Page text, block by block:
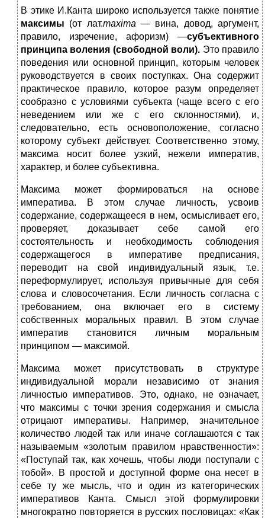
В этике И.Канта широко используется также понятие
максимы (от лат.maxima — вина, довод, аргумент,
правило, изречение, афо­ризм) —субъективного
принципа воления (свободной воли). Это правило
поведения или основной принцип, которым человек
руко­водствуется в своих поступках. Она содержит
практическое правило, которое разум определяет
сообразно с условиями субъекта (чаще всего с его
неведением или же с его склонностями), и,
следовательно, есть основоположение, согласно
которому субъект действует. Соот­ветственно этому,
максима носит более узкий, нежели императив,
характер, и более субъективна.
Максима может формироваться на основе
императива. В этом случае личность, усвоив
содержание, содержащееся в нем, осмысли­вает его,
проверяет, доказывает себе самой его
состоятельность и не­обходимость соблюдения
содержащегося в императиве предписания,
переводит на свой индивидуальный язык, т.е.
переформулирует, ис­пользуя привычные для себя
слова и словосочетания. Если личность согласна с
требованием, она включает его в систему
собственных моральных правил. В этом случае
императив становится личным моральным
принципом — максимой.
Максима может присутствовать в структуре
индивидуальной морали независимо от знания
личностью императивов. Это, одна­ко, не означает,
что максимы с точки зрения содержания и смысла
отрицают императивы. Например, значительное
количество людей так или иначе соглашаются с так
называемым «золотым правилом нравственности»:
«Поступай так, как хочешь, чтобы люди поступа­ли с
тобой». В простой и доступной форме она несет в
себе ту же мысль, что и один из категорических
императивов Канта. Смысл этой формулировки
многократно повторяется в русских пословицах: «Как